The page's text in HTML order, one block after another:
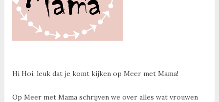
Hi Hoi, leuk dat je komt kijken op Meer met Mama!
Op Meer met Mama schrijven we over alles wat vrouwen